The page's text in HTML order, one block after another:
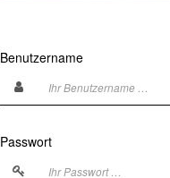
Benutzername
Passwort